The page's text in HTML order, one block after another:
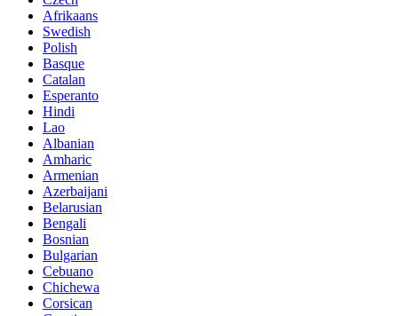
Afrikaans
Swedish
Polish
Basque
Catalan
Esperanto
Hindi
Lao
Albanian
Amharic
Armenian
Azerbaijani
Belarusian
Bengali
Bosnian
Bulgarian
Cebuano
Chichewa
Corsican